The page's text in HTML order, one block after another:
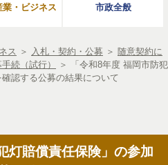
業・ビジネス 市政全般
ス ＞ 入札・契約・公募 ＞ 随意契約に
続（試行）
＞
「令和8年度 福岡市防犯
認する公募の結果について
灯賠償責任保険」の参加